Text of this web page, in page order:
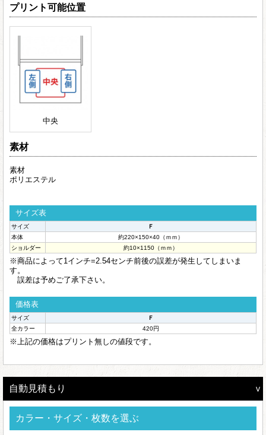
プリント可能位置
中央
素材
素材
ポリエステル
サイズ表
サイズ
Ｆ
本体
約220×150×40（ｍｍ）
ショルダー
約10×1150（ｍｍ）
※商品によって1インチ=2.54センチ前後の誤差が発生してしまいま
す。
誤差は予めご了承下さい。
価格表
サイズ
Ｆ
全カラー
420円
※上記の価格はプリント無しの値段です。
自動見積もり
カラー・サイズ・枚数を選ぶ